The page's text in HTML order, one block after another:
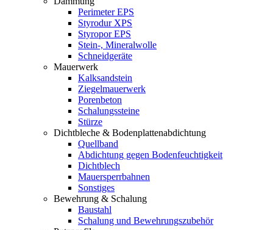
Perimeter EPS
Styrodur XPS
Styropor EPS
Stein-, Mineralwolle
Schneidgeräte
Mauerwerk
Kalksandstein
Ziegelmauerwerk
Porenbeton
Schalungssteine
Stürze
Dichtbleche & Bodenplattenabdichtung
Quellband
Abdichtung gegen Bodenfeuchtigkeit
Dichtblech
Mauersperrbahnen
Sonstiges
Bewehrung & Schalung
Baustahl
Schalung und Bewehrungszubehör